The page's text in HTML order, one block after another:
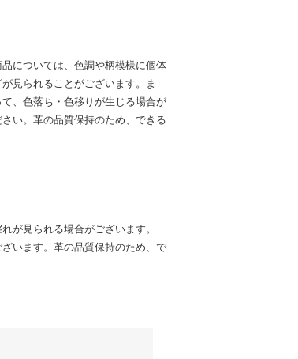
については、色調や柄模様に個体
見られることがございます。ま
、色落ち・色移りが生じる場合が
い。革の品質保持のため、できる
が見られる場合がございます。
います。革の品質保持のため、で